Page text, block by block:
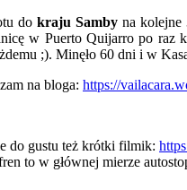
do kraju Sambyna kolejne
w Puerto Quijarro po raz
;). Minęło 60 dni i w
na bloga: https://
do gustu też krótki filmik:
to w głównej mierze